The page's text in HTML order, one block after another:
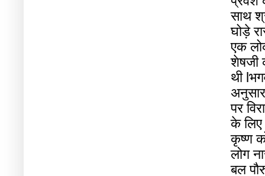
साथ
घोड़े
एक
शेषजी
थीl
अनुसार
पर
के लिए
कृष्ण
लोग
बल